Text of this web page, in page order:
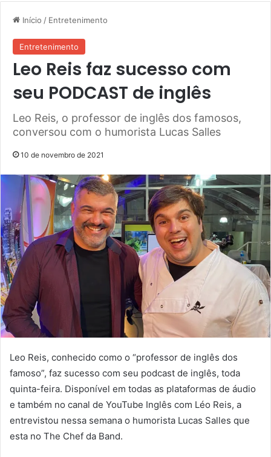
Início / Entretenimento
Entretenimento
Leo Reis faz sucesso com
seu PODCAST de inglês
Leo Reis, o professor de inglês dos famosos,
conversou com o humorista Lucas Salles
10 de novembro de 2021
Leo Reis, conhecido como o “professor de inglês dos
famoso”, faz sucesso com seu podcast de inglês, toda
quinta-feira. Disponível em todas as plataformas de áudio
e também no canal de YouTube Inglês com Léo Reis, a
entrevistou nessa semana o humorista Lucas Salles que
esta no The Chef da Band.